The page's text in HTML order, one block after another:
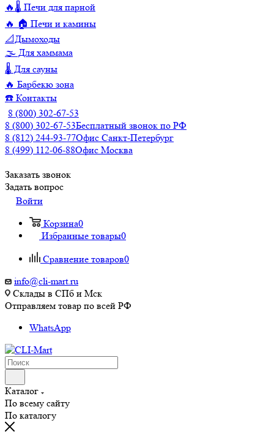
🔥🌡️ Печи для парной
🔥 🏠 Печи и камины
📐Дымоходы
🌫️ Для хаммама
🌡️ Для сауны
🔥 Барбекю зона
☎️ Контакты
8 (800) 302-67-53
8 (800) 302-67-53Бесплатный звонок по РФ
8 (812) 244-93-77Офис Санкт-Петербург
8 (499) 112-06-88Офис Москва
Заказать звонок
Задать вопрос
Войти
Корзина0
Избранные товары0
Сравнение товаров0
info@cli-mart.ru
Склады в СПб и Мск
Отправляем товар по всей РФ
WhatsApp
Каталог
По всему сайту
По каталогу